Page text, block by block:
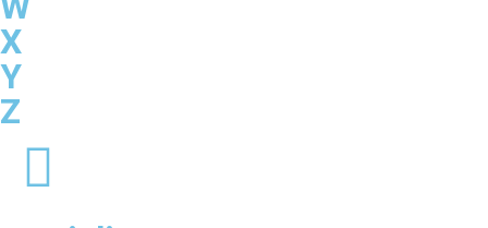
X
Y
Z